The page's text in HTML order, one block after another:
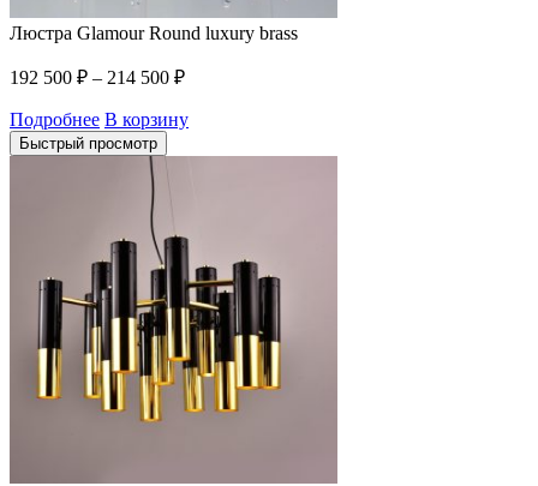
Люстра Glamour Round luxury brass
192 500 ₽ – 214 500 ₽
Подробнее В корзину
Быстрый просмотр